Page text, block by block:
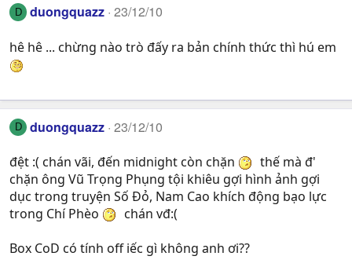
D duongquazz 23/12/10
hê hê ... chừng nào trò đấy ra bản chính thức thì hú em
D duongquazz 23/12/10
đệt :( chán vãi, đến midnight còn chặn
thế mà đ'
chặn ông Vũ Trọng Phụng tội khiêu gợi hình ảnh gợi
dục trong truyện Số Đỏ, Nam Cao khích động bạo lực
trong Chí Phèo
chán vđ:(
Box CoD có tính off iếc gì không anh ơi??